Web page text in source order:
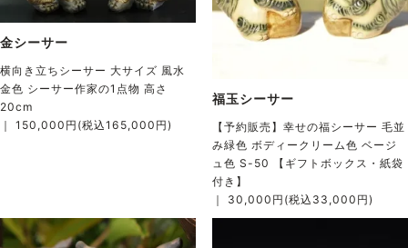
金シーサー
横向き立ちシーサー 大サイズ 風水
金色 シーサー作家の1点物 高さ
20cm
｜ 150,000円(税込165,000円)
福玉シーサー
【予約販売】幸せの福シーサー 毛並
み緑色 ボディークリーム色 ベージ
ュ色 S-50 【ギフトボックス・紙袋
付き】
｜ 30,000円(税込33,000円)